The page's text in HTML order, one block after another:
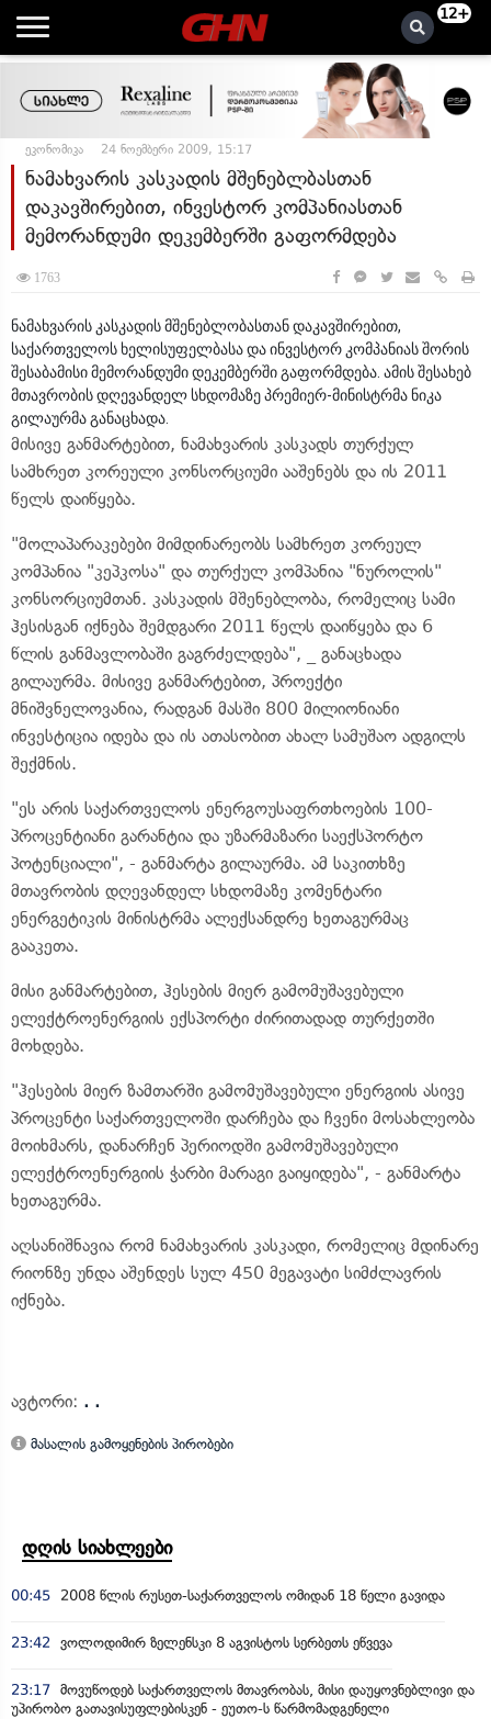
12+
ეკონომიკა 24 ნოემბერი 2009, 15:17
ნამახვარის კასკადის მშენებლბასთან
დაკავშირებით, ინვესტორ კომპანიასთან
მემორანდუმი დეკემბერში გაფორმდება
1763
ნამახვარის კასკადის მშენებლობასთან დაკავშირებით,
საქართველოს ხელისუფელბასა და ინვესტორ კომპანიას შორის
შესაბამისი მემორანდუმი დეკემბერში გაფორმდება. ამის შესახებ
მთავრობის დღევანდელ სხდომაზე პრემიერ-მინისტრმა ნიკა
გილაურმა განაცხადა.
მისივე განმარტებით, ნამახვარის კასკადს თურქულ
სამხრეთ კორეული კონსორციუმი ააშენებს და ის 2011
წელს დაიწყება.
"მოლაპარაკებები მიმდინარეობს სამხრეთ კორეულ
კომპანია "კეპკოსა" და თურქულ კომპანია "ნუროლის"
კონსორციუმთან. კასკადის მშენებლობა, რომელიც სამი
ჰესისგან იქნება შემდგარი 2011 წელს დაიწყება და 6
წლის განმავლობაში გაგრძელდება", _ განაცხადა
გილაურმა. მისივე განმარტებით, პროექტი
მნიშვნელოვანია, რადგან მასში 800 მილიონიანი
ინვესტიცია იდება და ის ათასობით ახალ სამუშაო ადგილს
შექმნის.
"ეს არის საქართველოს ენერგოუსაფრთხოების 100-
პროცენტიანი გარანტია და უზარმაზარი საექსპორტო
პოტენციალი", - განმარტა გილაურმა. ამ საკითხზე
მთავრობის დღევანდელ სხდომაზე კომენტარი
ენერგეტიკის მინისტრმა ალექსანდრე ხეთაგურმაც
გააკეთა.
მისი განმარტებით, ჰესების მიერ გამომუშავებული
ელექტროენერგიის ექსპორტი ძირითადად თურქეთში
მოხდება.
"ჰესების მიერ ზამთარში გამომუშავებული ენერგიის ასივე
პროცენტი საქართველოში დარჩება და ჩვენი მოსახლეობა
მოიხმარს, დანარჩენ პერიოდში გამომუშავებული
ელექტროენერგიის ჭარბი მარაგი გაიყიდება", - განმარტა
ხეთაგურმა.
აღსანიშნავია რომ ნამახვარის კასკადი, რომელიც მდინარე
რიონზე უნდა აშენდეს სულ 450 მეგავატი სიმძლავრის
იქნება.
ავტორი: . .
მასალის გამოყენების პირობები
დღის სიახლეები
00:45 2008 წლის რუსეთ-საქართველოს ომიდან 18 წელი გავიდა
23:42 ვოლოდიმირ ზელენსკი 8 აგვისტოს სერბეთს ეწვევა
23:17 მოვუწოდებ საქართველოს მთავრობას, მისი დაუყოვნებლივი და
უპირობო გათავისუფლებისკენ - ეუთო-ს წარმომადგენელი